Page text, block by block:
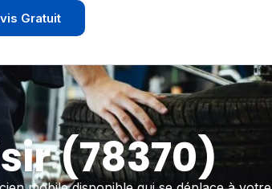
Gratuit
(78370)